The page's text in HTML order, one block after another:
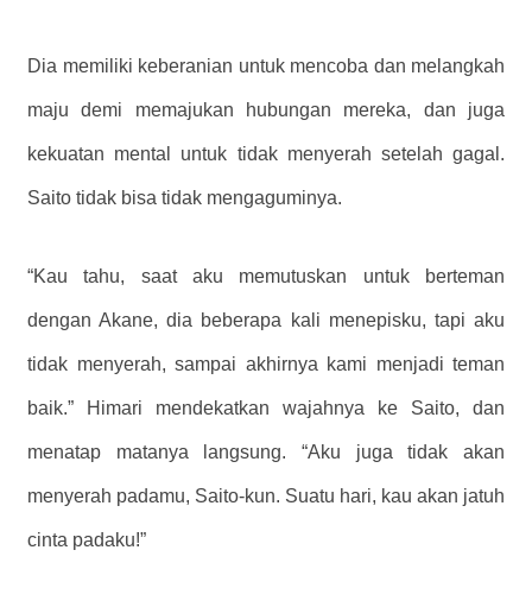
Dia memiliki keberanian untuk mencoba dan melangkah
maju demi memajukan hubungan mereka, dan juga
kekuatan mental untuk tidak menyerah setelah gagal.
Saito tidak bisa tidak mengaguminya.
“Kau tahu, saat aku memutuskan untuk berteman
dengan Akane, dia beberapa kali menepisku, tapi aku
tidak menyerah, sampai akhirnya kami menjadi teman
baik.” Himari mendekatkan wajahnya ke Saito, dan
menatap matanya langsung. “Aku juga tidak akan
menyerah padamu, Saito-kun. Suatu hari, kau akan jatuh
cinta padaku!”